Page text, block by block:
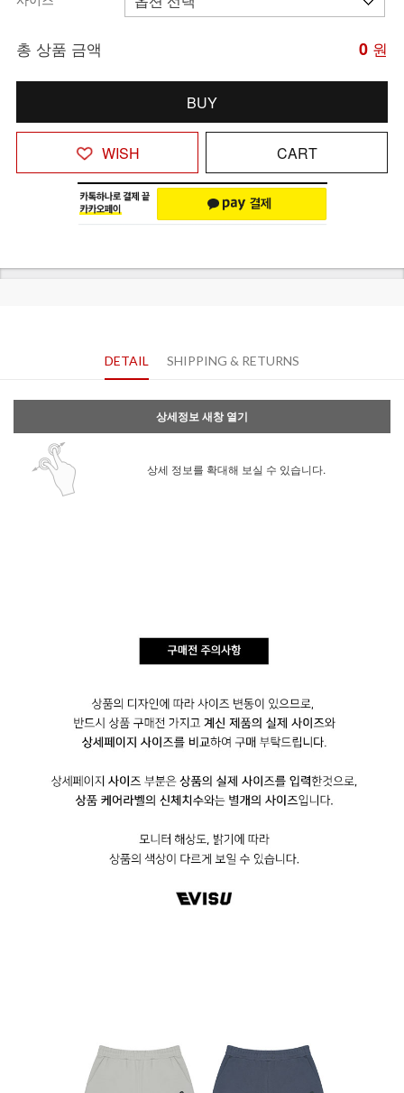
총 상품 금액 0 원
BUY
WISH CART
DETAIL SHIPPING & RETURNS
상세정보 새창 열기
상세 정보를 확대해 보실 수 있습니다.